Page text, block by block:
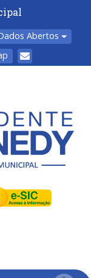
Abertos